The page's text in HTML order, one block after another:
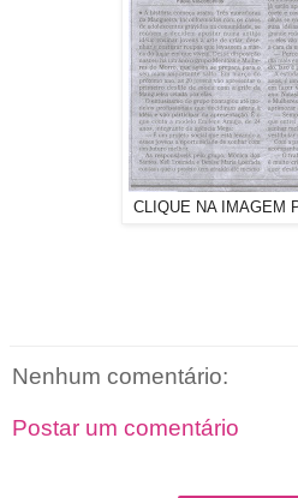
CLIQUE NA IMAGEM
Nenhum comentário:
Postar um comentário